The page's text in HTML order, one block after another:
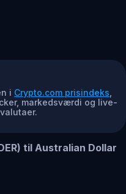
i Crypto.com prisindeks
markedsværdi og live-
til Australian Dollar